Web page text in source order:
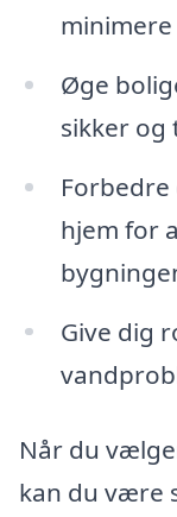
Øge
sikker og
hjem for
Give dig
Når du
kan du være